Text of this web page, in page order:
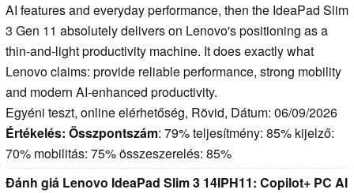
AI features and everyday performance, then the IdeaPad Slim
3 Gen 11 absolutely delivers on Lenovo's positioning as a
thin-and-light productivity machine. It does exactly what
Lenovo claims: provide reliable performance, strong mobility
and modern AI-enhanced productivity.
Egyéni teszt, online elérhetőség, Rövid, Dátum: 06/09/2026
Értékelés: Összpontszám: 79% teljesítmény: 85% kijelző:
70% mobilitás: 75% összeszerelés: 85%
Đánh giá Lenovo IdeaPad Slim 3 14IPH11: Copilot+ PC AI